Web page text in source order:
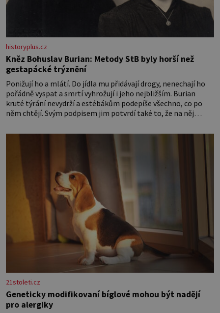
historyplus.cz
Kněz Bohuslav Burian: Metody StB byly horší než
gestapácké trýznění
Ponižují ho a mlátí. Do jídla mu přidávají drogy, nenechají ho
pořádně vyspat a smrtí vyhrožují i jeho nejbližším. Burian
kruté týrání nevydrží a estébákům podepíše všechno, co po
něm chtějí. Svým podpisem jim potvrdí také to, že na něj
Syn brněnského řezníka chce být knězem a
21stoleti.cz
Geneticky modifikovaní bíglové mohou být nadějí
pro alergiky